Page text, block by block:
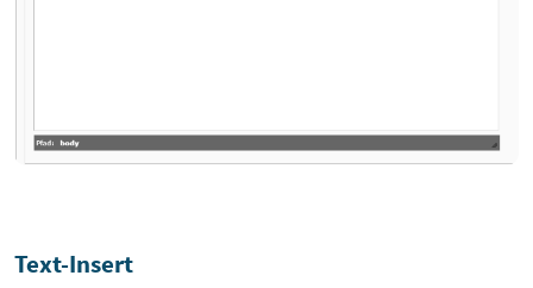
Text-Insert